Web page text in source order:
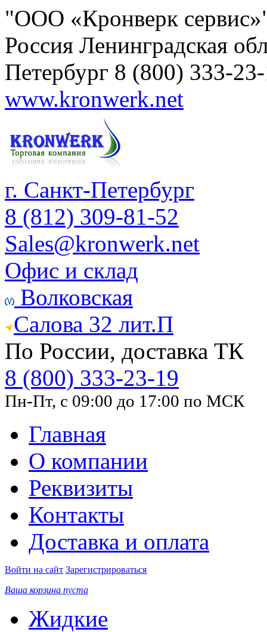
"ООО «Кронверк
Россия Ленинградская
Петербург 8 (800) 333-
www.kronwerk.net
г. Санкт-Петербург
8 (812) 309-81-52
Sales@kronwerk.net
Офис и склад
Волковская
Салова 32 лит.П
По России, доставка ТК
8 (800) 333-23-19
Пн-Пт, с 09:00 до 17:00 по МСК
Главная
О компании
Реквизиты
Контакты
Доставка и оплата
Войти на сайт Зарегистрироваться
Ваша корзина пуста
Жидкие